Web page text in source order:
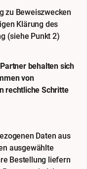
zu Beweiszwecken
Klärung des
(siehe Punkt 2)
behalten sich
von
rechtliche Schritte
Daten aus
ausgewählte
Bestellung liefern